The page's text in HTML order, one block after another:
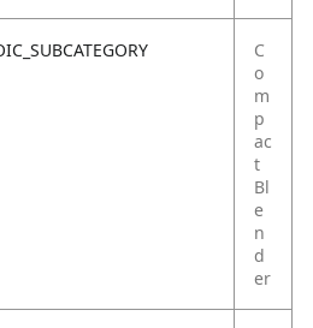
C
o
m
p
ac
t
Bl
e
n
d
er